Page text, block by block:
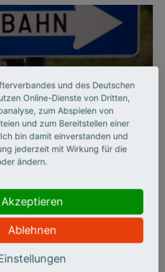
durch
deutschen Hochschulen zehn Jahre
beobachtet und zieht ein
und des Deutschen
Online-Dienste von Dritten,
zum Abspielen von
und zum Bereitstellen einer
bin damit einverstanden und
jederzeit mit Wirkung für die
ändern.
Akzeptieren
Ablehnen